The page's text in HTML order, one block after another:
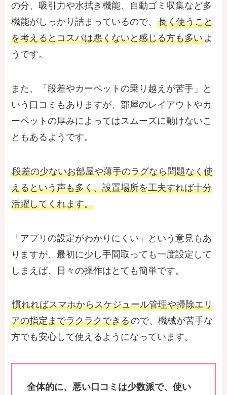
の分、吸引力や水拭き機能、自動ゴミ収集など多
機能がしっかり詰まっているので、長く使うこと
を考えるとコスパは悪くないと感じる方も多いよ
うです。
また、「段差やカーペットの乗り越えが苦手」と
いう口コミもありますが、部屋のレイアウトやカ
ーペットの厚みによってはスムーズに動けないこ
ともあるようです。
段差の少ないお部屋や薄手のラグなら問題なく使
えるという声も多く、設置場所を工夫すれば十分
活躍してくれます。
「アプリの設定がわかりにくい」という意見もあ
りますが、最初に少し手間取っても一度設定して
しまえば、日々の操作はとても簡単です。
慣れればスマホからスケジュール管理や掃除エリ
アの指定までラクラクできるので、機械が苦手な
方でも安心して使えるようになっています。
全体的に、悪い口コミは少数派で、使い